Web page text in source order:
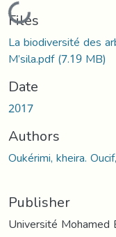
Loading...
Files
La biodiversité des
M’sila.pdf(7.19 MB)
Date
2017
Authors
Oukérimi, kheira.
Publisher
Université